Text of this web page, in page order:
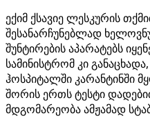
ექიმ ქსავიე ლესკურის
შესანარჩუნებლად
შუნტირების აპარატებს
სამინისტრომ კი
ჰოსპიტალში კარანტინში
შორის ერთს ტესტი
მდგომარეობა ამჟამად